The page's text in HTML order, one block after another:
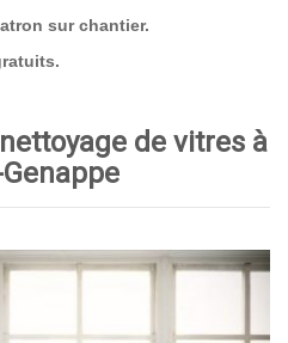
sur chantier.
de vitres à